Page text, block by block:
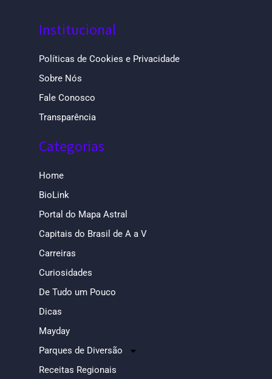
Institucional
Políticas de Cookies e Privacidade
Sobre Nós
Fale Conosco
Transparência
Categorias
Home
BioLink
Portal do Mapa Astral
Capitais do Brasil de A a V
Carreiras
Curiosidades
De Tudo um Pouco
Dicas
Mayday
Parques de Diversão
Receitas Regionais